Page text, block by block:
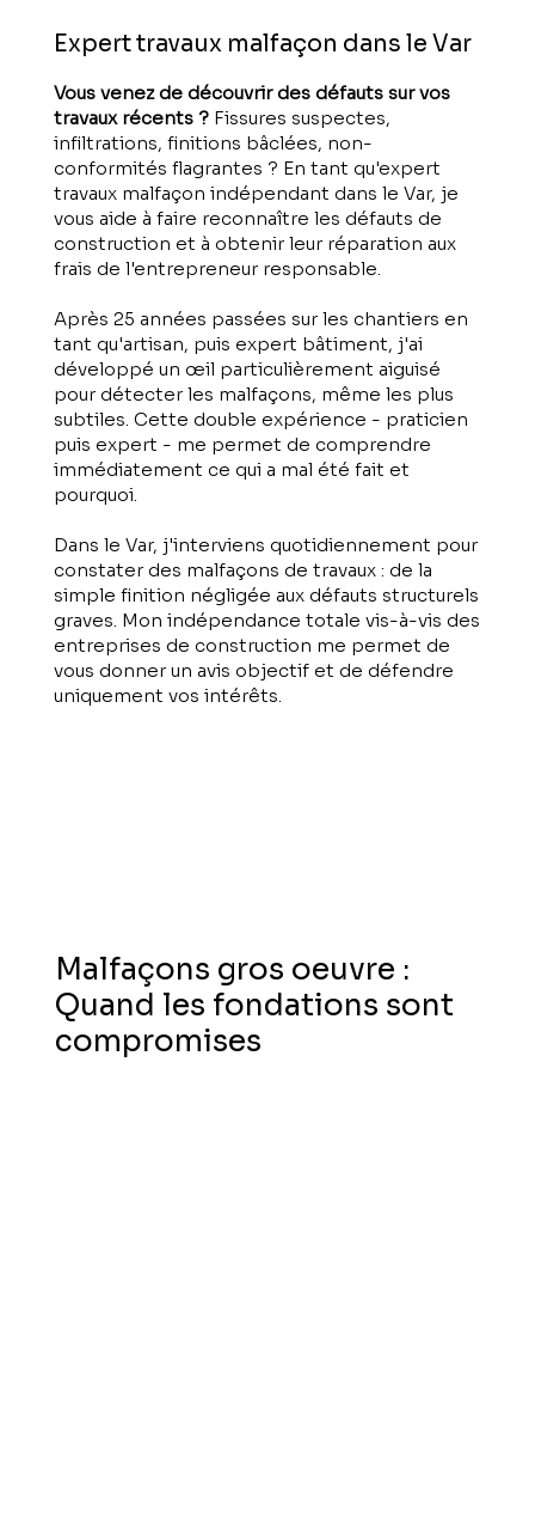
Expert travaux malfaçon dans le Var
Vous venez de découvrir des défauts sur vos
travaux récents ?Fissures suspectes,
infiltrations, finitions bâclées, non-
conformités flagrantes ? En tant qu'expert
travaux malfaçon indépendant dans le Var, je
vous aide à faire reconnaître les défauts de
construction et à obtenir leur réparation aux
frais de l'entrepreneur responsable.
Après 25 années passées sur les chantiers en
tant qu'artisan, puis expert bâtiment, j'ai
développé un œil particulièrement aiguisé
pour détecter les malfaçons, même les plus
subtiles. Cette double expérience - praticien
puis expert - me permet de comprendre
immédiatement ce qui a mal été fait et
pourquoi.
Dans le Var, j'interviens quotidiennement pour
constater des malfaçons de travaux : de la
simple finition négligée aux défauts structurels
graves. Mon indépendance totale vis-à-vis des
entreprises de construction me permet de
vous donner un avis objectif et de défendre
uniquement vos intérêts.
Malfaçons gros oeuvre :
Quand les fondations sont
compromises